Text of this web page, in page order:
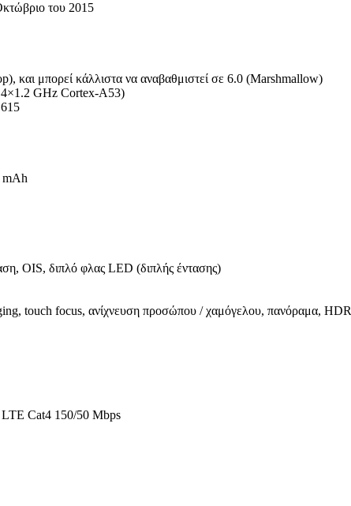
του 2015
και μπορεί κάλλιστα να αναβαθμιστεί σε 6.0 (Marshmallow)
GHz Cortex-A53)
mAh
OIS, διπλό φλας LED (διπλής έντασης)
touch focus, ανίχνευση προσώπου / χαμόγελου, πανόραμα, HDR
Cat4 150/50 Mbps